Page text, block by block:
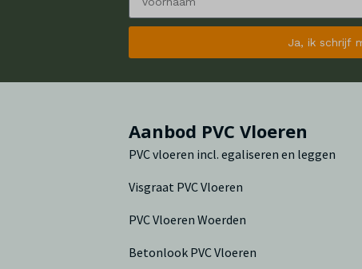
Ja, ik schrijf
Aanbod PVC Vloeren
PVC vloeren incl. egaliseren en leggen
Visgraat PVC Vloeren
PVC Vloeren Woerden
Betonlook PVC Vloeren